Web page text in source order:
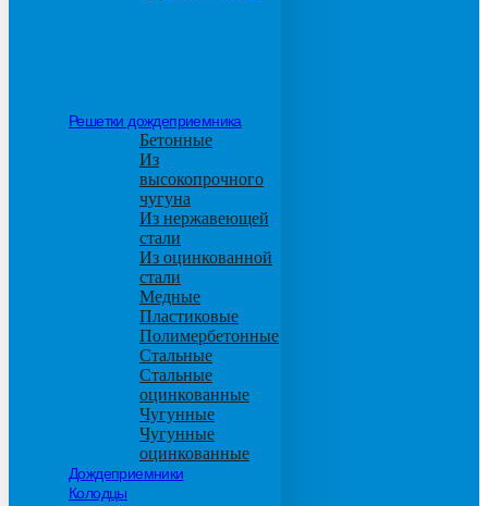
Решетки дождеприемника
Бетонные
Из
высокопрочного
чугуна
Из нержавеющей
стали
Из оцинкованной
стали
Медные
Пластиковые
Полимербетонные
Стальные
Стальные
оцинкованные
Чугунные
Чугунные
оцинкованные
Дождеприемники
Колодцы